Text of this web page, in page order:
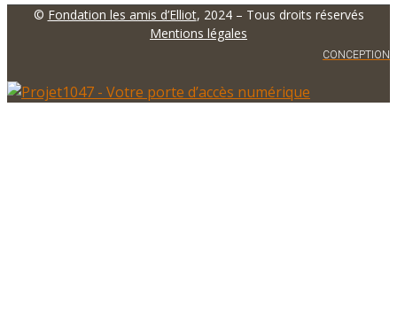
© Fondation les amis d’Elliot, 2024 – Tous droits réservés
Mentions légales
CONCEPTION